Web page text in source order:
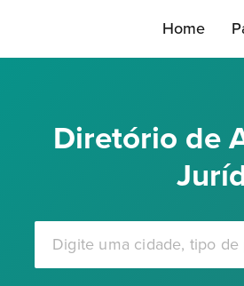
Home
Diretório de